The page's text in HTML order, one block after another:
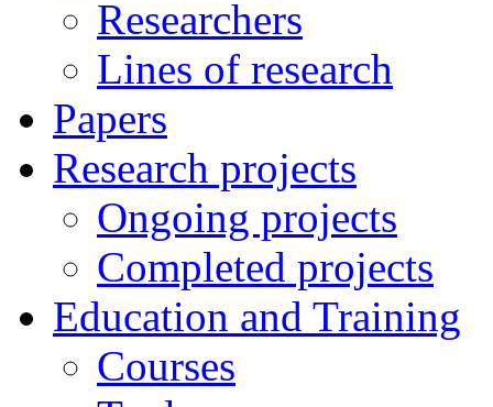
Researchers
Lines of research
Papers
Research projects
Ongoing projects
Completed projects
Education and Training
Courses